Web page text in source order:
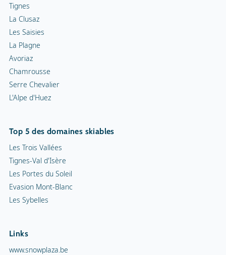
Tignes
La Clusaz
Les Saisies
La Plagne
Avoriaz
Chamrousse
Serre Chevalier
L'Alpe d'Huez
Top 5 des domaines skiables
Les Trois Vallées
Tignes-Val d'Isère
Les Portes du Soleil
Evasion Mont-Blanc
Les Sybelles
Links
www.snowplaza.be